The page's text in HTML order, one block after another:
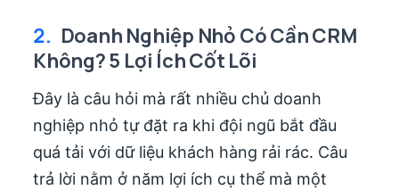
2. Doanh Nghiệp Nhỏ Có Cần CRM
Không? 5 Lợi Ích Cốt Lõi
Đây là câu hỏi mà rất nhiều chủ doanh
nghiệp nhỏ tự đặt ra khi đội ngũ bắt đầu
quá tải với dữ liệu khách hàng rải rác. Câu
trả lời nằm ở năm lợi ích cụ thể mà một